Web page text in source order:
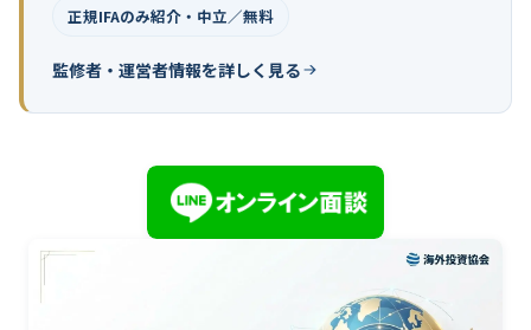
正規IFAのみ紹介・中立／無料
監修者・運営者情報を詳しく見る